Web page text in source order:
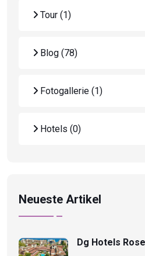
Tour (1)
Blog (78)
Fotogallerie (1)
Hotels (0)
Neueste Artikel
Dg Hotels